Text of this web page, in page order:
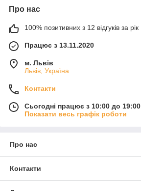
Про нас
100% позитивних з 12 відгуків за рік
Працює з 13.11.2020
м. Львів
Львів, Україна
Контакти
Сьогодні працює з 10:00 до 19:00
Показати весь графік роботи
Про нас
Контакти